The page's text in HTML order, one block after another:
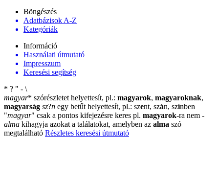
Böngészés
Adatbázisok A-Z
Kategóriák
Információ
Használati útmutató
Impresszum
Keresési segítség
* ? " - \
magyar* szórészletet helyettesít, pl.: magyarok, magyaroknak,
magyarság sz?n egy betűt helyettesít, pl.: szent, szán, színben
"magyar" csak a pontos kifejezésre keres pl. magyarok-ra nem -
alma kihagyja azokat a találatokat, amelyben az alma szó
megtalálható Részletes keresési útmutató